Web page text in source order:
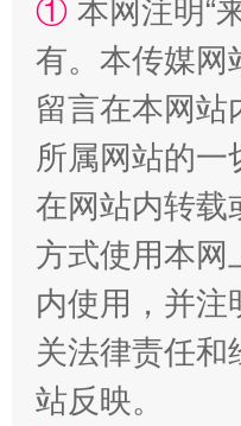
解纷+调解+退费，
站台名比不上好
① 本网注明“
有。本传媒网
留言在本网站
所属网站的
在网站内转载
方式使用本网
内使用，并注
关法律责任和
站反映。